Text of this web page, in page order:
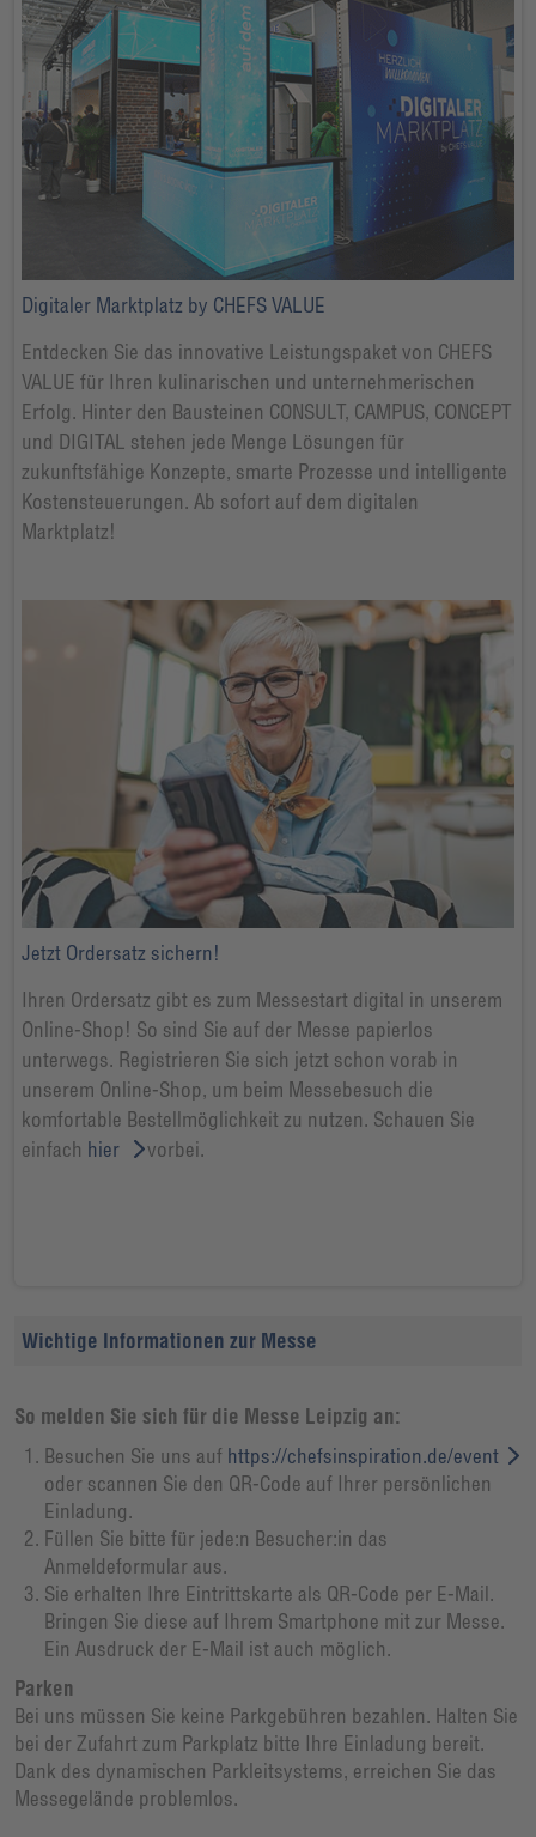
Digitaler Marktplatz by CHEFS VALUE
Entdecken Sie das innovative Leistungspaket von CHEFS
VALUE für Ihren kulinarischen und unternehmerischen
Erfolg. Hinter den Bausteinen CONSULT, CAMPUS, CONCEPT
und DIGITAL stehen jede Menge Lösungen für
zukunftsfähige Konzepte, smarte Prozesse und intelligente
Kostensteuerungen. Ab sofort auf dem digitalen
Marktplatz!
Jetzt Ordersatz sichern!
Ihren Ordersatz gibt es zum Messestart digital in unserem
Online-Shop! So sind Sie auf der Messe papierlos
unterwegs. Registrieren Sie sich jetzt schon vorab in
unserem Online-Shop, um beim Messebesuch die
komfortable Bestellmöglichkeit zu nutzen. Schauen Sie
einfach hier vorbei.
Wichtige Informationen zur Messe
So melden Sie sich für die Messe Leipzig an:
Besuchen Sie uns auf https://chefsinspiration.de/event
oder scannen Sie den QR-Code auf Ihrer persönlichen
Einladung.
Füllen Sie bitte für jede:n Besucher:in das
Anmeldeformular aus.
Sie erhalten Ihre Eintrittskarte als QR-Code per E-Mail.
Bringen Sie diese auf Ihrem Smartphone mit zur Messe.
Ein Ausdruck der E-Mail ist auch möglich.
Parken
Bei uns müssen Sie keine Parkgebühren bezahlen. Halten Sie
bei der Zufahrt zum Parkplatz bitte Ihre Einladung bereit.
Dank des dynamischen Parkleitsystems, erreichen Sie das
Messegelände problemlos.